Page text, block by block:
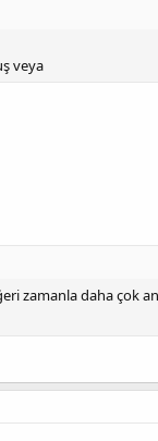
veya
zamanla daha çok